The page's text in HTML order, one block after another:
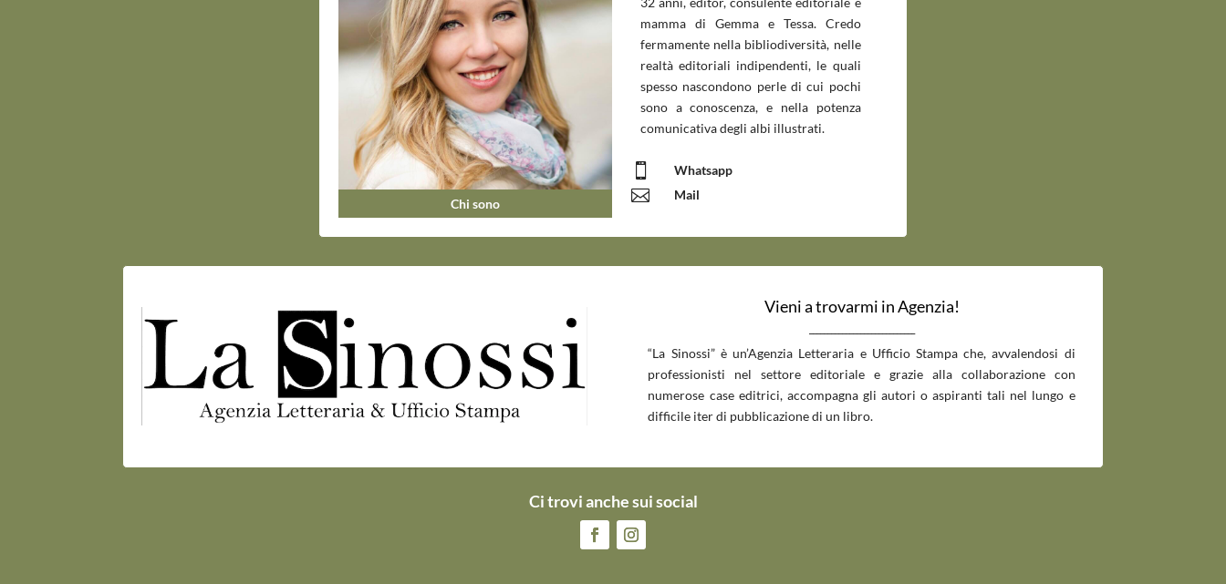
Chi sono
mamma di Gemma e Tessa. Credo
fermamente nella bibliodiversità, nelle
realtà editoriali indipendenti, le quali
spesso nascondono perle di cui pochi
sono a conoscenza, e nella potenza
comunicativa degli albi illustrati.
 Whatsapp
 Mail
Vieni a trovarmi in Agenzia!
“La Sinossi” è un’Agenzia Letteraria e Ufficio Stampa che, avvalendosi di
professionisti nel settore editoriale e grazie alla collaborazione con
numerose case editrici, accompagna gli autori o aspiranti tali nel lungo e
difficile iter di pubblicazione di un libro.
Ci trovi anche sui social